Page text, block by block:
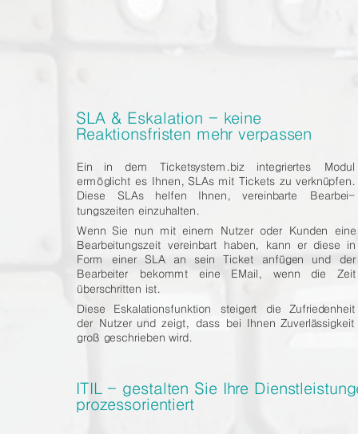
ITIL - gestalten Sie Ihre
prozessorientiert
SLA & Eskalation - keine
Reaktionsfristen mehr verpassen
Ein in dem Ticketsystem.biz integriertes
Modul
ermöglicht es Ihnen, SLAs mit Tickets zu
Diese
SLAs helfen Ihnen, vereinbarte
Bearbei-
tungszeiten einzuhalten.
Wenn
Sie nun mit einem Nutzer oder Kunden
Bearbeitungszeit
vereinbart haben, kann er diese
Form
einer SLA an sein Ticket anfügen und
Bearbeiter
bekommt eine EMail, wenn die
überschritten ist.
Diese
Eskalationsfunktion steigert die
der
Nutzer und zeigt, dass bei Ihnen Zuverlässigkeit
groß geschrieben wird.